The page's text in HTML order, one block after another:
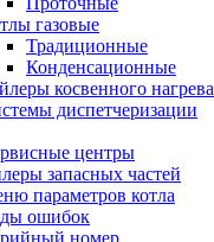
газовые
Традиционные
Конденсационные
косвенного нагрева
диспетчеризации
центры
запасных частей
параметров котла
ошибок
номер